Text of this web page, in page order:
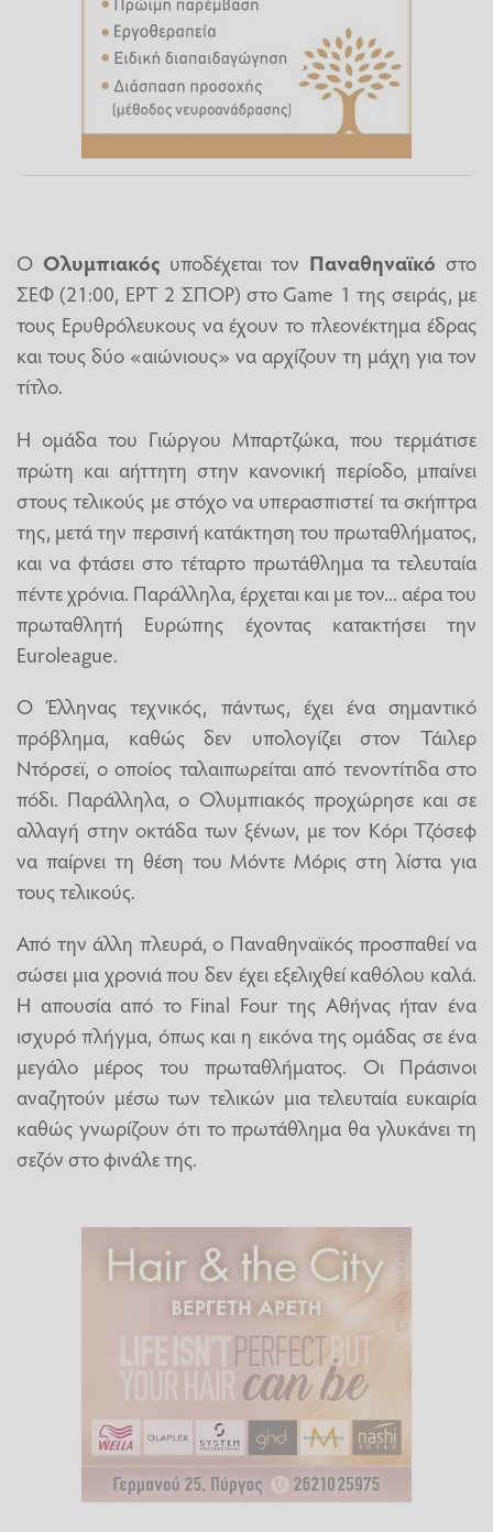
Ο Ολυμπιακόςυποδέχεται τον Παναθηναϊκό στο
ΣΕΦ (21:00, ΕΡΤ 2 ΣΠΟΡ) στο Game 1 της σειράς, με
τους Eρυθρόλευκους να έχουν το πλεονέκτημα έδρας
και τους δύο «αιώνιους» να αρχίζουν τη μάχη για τον
τίτλο.
Η ομάδα του Γιώργου Μπαρτζώκα, που τερμάτισε
πρώτη και αήττητη στην κανονική περίοδο, μπαίνει
στους τελικούς με στόχο να υπερασπιστεί τα σκήπτρα
της, μετά την περσινή κατάκτηση του πρωταθλήματος,
και να φτάσει στο τέταρτο πρωτάθλημα τα τελευταία
πέντε χρόνια. Παράλληλα, έρχεται και με τον... αέρα του
πρωταθλητή Ευρώπης έχοντας κατακτήσει την
Euroleague.
Ο Έλληνας τεχνικός, πάντως, έχει ένα σημαντικό
πρόβλημα, καθώς δεν υπολογίζει στον Τάιλερ
Ντόρσεϊ, ο οποίος ταλαιπωρείται από τενοντίτιδα στο
πόδι. Παράλληλα, ο Ολυμπιακός προχώρησε και σε
αλλαγή στην οκτάδα των ξένων, με τον Κόρι Τζόσεφ
να παίρνει τη θέση του Μόντε Μόρις στη λίστα για
τους τελικούς.
Από την άλλη πλευρά, ο Παναθηναϊκός προσπαθεί να
σώσει μια χρονιά που δεν έχει εξελιχθεί καθόλου καλά.
Η απουσία από το Final Four της Αθήνας ήταν ένα
ισχυρό πλήγμα, όπως και η εικόνα της ομάδας σε ένα
μεγάλο μέρος του πρωταθλήματος. Οι Πράσινοι
αναζητούν μέσω των τελικών μια τελευταία ευκαιρία
καθώς γνωρίζουν ότι το πρωτάθλημα θα γλυκάνει τη
σεζόν στο φινάλε της.